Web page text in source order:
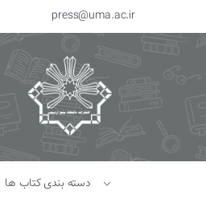
press@uma.ac.ir
دسته بندی کتاب ها